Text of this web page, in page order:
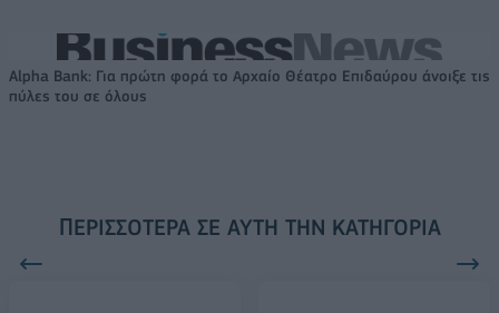
Alpha Bank: Για πρώτη φορά το Αρχαίο Θέατρο Επιδαύρου άνοιξε τις
πύλες του σε όλους
ΠΕΡΙΣΣΌΤΕΡΑ ΣΕ ΑΥΤΉ ΤΗΝ ΚΑΤΗΓΟΡΊΑ